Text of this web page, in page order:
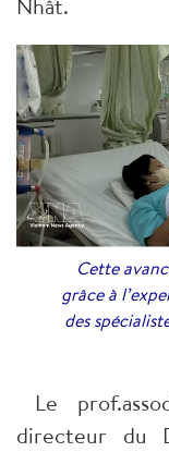
Nhât.
Cette
grâce à
des
Le
directeur du